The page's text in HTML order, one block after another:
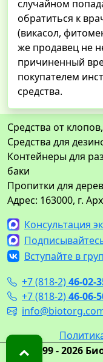
случайном
обратиться к
(викасол,
же продавец не
причиненный
покупателем
средства.
Средства от
Средства для
Контейнеры для
баки
Пропитки для
Адрес: 163000, г.
Консультация
Вступайте в
+7 (818-2)46-02-
+7 (818-2)46-06-
© 1999 - 2026